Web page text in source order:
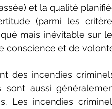
et la qualité
(parmi les
mais inévitable sur
conscience et de
des incendies
sont aussi
Les incendies